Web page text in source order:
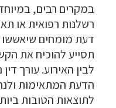
במקרים רבים,
רשלנות רפואית או
דעת מומחים
תסייע להוכיח את
לבין האירוע. עורך דין
הדעת המתאימות
לתוצאות הטובות